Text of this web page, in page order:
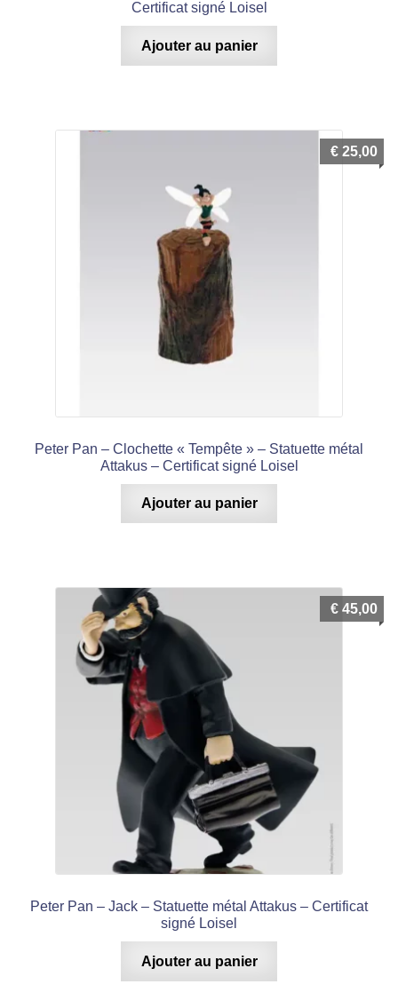
Certificat signé Loisel
Ajouter au panier
Peter Pan – Clochette « Tempête » – Statuette métal
Attakus – Certificat signé Loisel
€ 25,00
Ajouter au panier
Peter Pan – Jack – Statuette métal Attakus – Certificat
signé Loisel
€ 45,00
Ajouter au panier